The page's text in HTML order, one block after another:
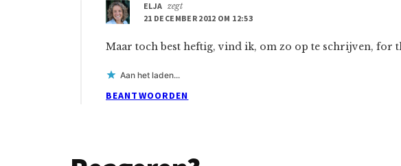
ELJA zegt
21 DECEMBER 2012 OM 12:53
Maar toch best heftig, vind ik, om zo op te schrijven, for
Aan het laden...
BEANTWOORDEN